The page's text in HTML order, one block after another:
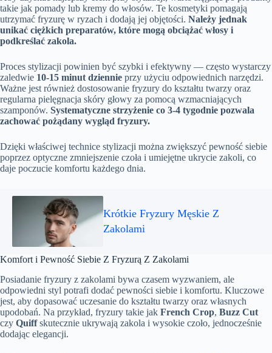
takie jak pomady lub kremy do włosów. Te kosmetyki pomagają
utrzymać fryzurę w ryzach i dodają jej objętości. Należy jednak
unikać ciężkich preparatów, które mogą obciążać włosy i
podkreślać zakola.
Proces stylizacji powinien być szybki i efektywny — często wystarczy
zaledwie 10-15 minut dziennie przy użyciu odpowiednich narzędzi.
Ważne jest również dostosowanie fryzury do kształtu twarzy oraz
regularna pielęgnacja skóry głowy za pomocą wzmacniających
szamponów. Systematyczne strzyżenie co 3-4 tygodnie pozwala
zachować pożądany wygląd fryzury.
Dzięki właściwej technice stylizacji można zwiększyć pewność siebie
poprzez optyczne zmniejszenie czoła i umiejętne ukrycie zakoli, co
daje poczucie komfortu każdego dnia.
Krótkie Fryzury Męskie Z
Zakolami
Komfort i Pewność Siebie Z Fryzurą Z Zakolami
Posiadanie fryzury z zakolami bywa czasem wyzwaniem, ale
odpowiedni styl potrafi dodać pewności siebie i komfortu. Kluczowe
jest, aby dopasować uczesanie do kształtu twarzy oraz własnych
upodobań. Na przykład, fryzury takie jak French Crop, Buzz Cut
czy Quiffskutecznie ukrywają zakola i wysokie czoło, jednocześnie
dodając elegancji.